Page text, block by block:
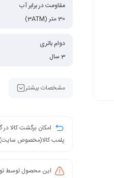
مقاومت در برابر آب
30 متر (3ATM)
دوام باتری
3 سال
مشخصات بیشتر
امکان برگشت کالا
پلمب کالا(مخصوص سایت)
این محصول توسط